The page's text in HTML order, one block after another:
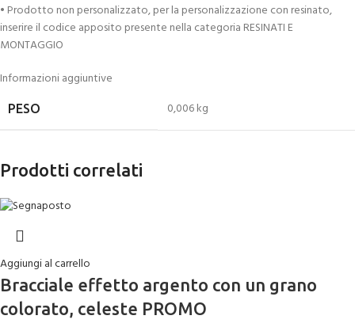
• Prodotto non personalizzato, per la personalizzazione con resinato,
inserire il codice apposito presente nella categoria RESINATI E
MONTAGGIO
Informazioni aggiuntive
PESO 0,006 kg
Prodotti correlati
Aggiungi al carrello
Bracciale effetto argento con un grano
colorato, celeste PROMO